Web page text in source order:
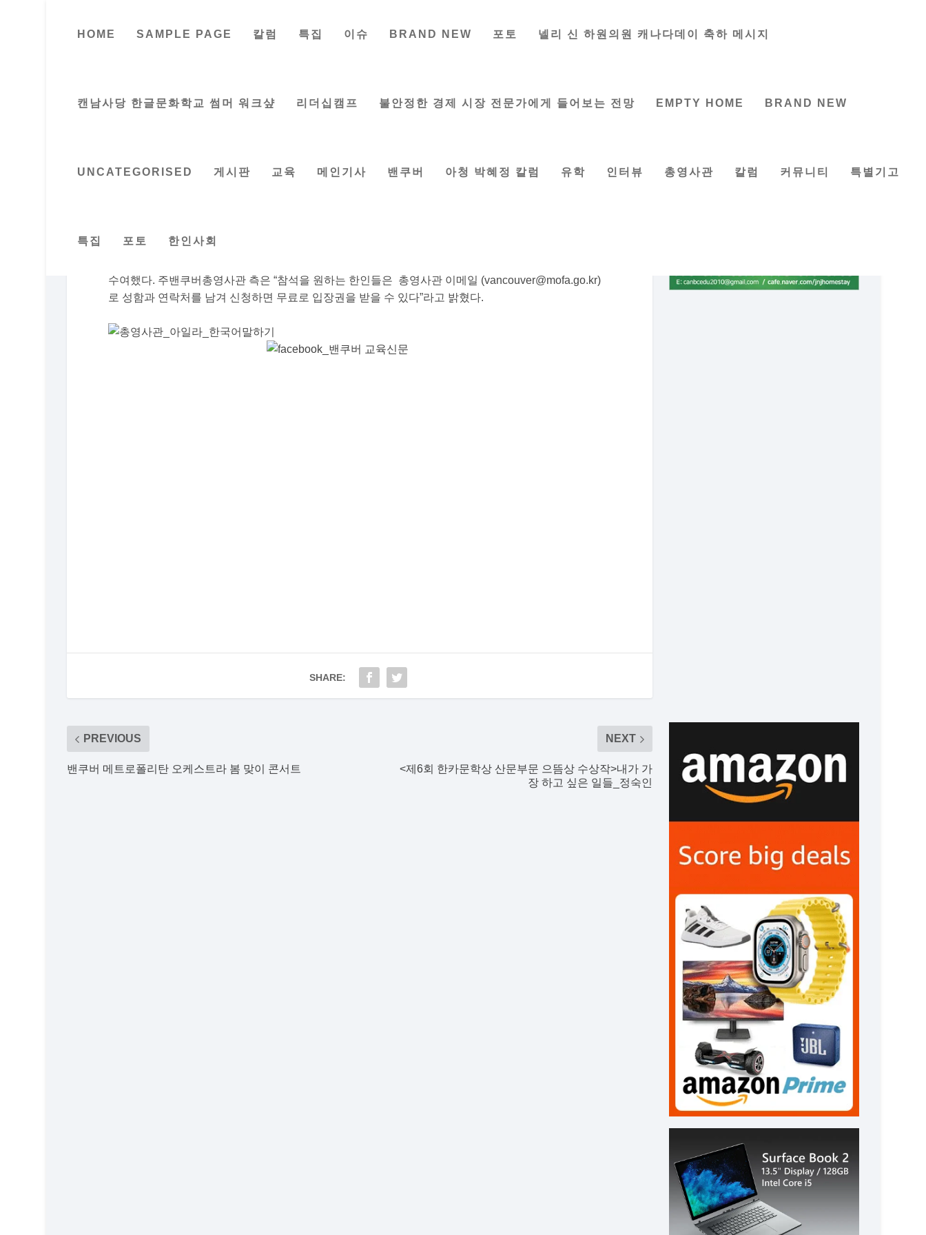
HOME SAMPLE PAGE 칼럼 특집 이슈 BRAND NEW 포토 넬리 신 하원의원 캐나다데이 축하 메시지
캔남사당 한글문화학교 썸머 워크샾 리더십캠프 불안정한 경제 시장 전문가에게 들어보는 전망 EMPTY HOME BRAND NEW
UNCATEGORISED 게시판 교육 메인기사 밴쿠버 아청 박혜정 칼럼 유학 인터뷰 총영사관 칼럼 커뮤니티 특별기고
특집 포토 한인사회
Posted by 이지은 기자|Mar 22, 2018|메인기사 ,한인사회
주밴쿠버총영사관과 터키총영사관 공동주최, 버니비시 후원으로 “아일라(Ayla)” 영화 상영회가 28. (수)
랑을 그린 영화로 한국전쟁 당시 있었던 실화를 바탕으로 제작되었다. 터키 정식 90회 아카데미 시상
수여했다. 주밴쿠버총영사관 측은 “참석을 원하는 한인들은 총영사관 이메일 (vancouver@mofa.go.kr)
로 성함과 연락처를 남겨 신청하면 무료로 입장권을 받을 수 있다”라고 밝혔다.
SHARE:
PREVIOUS
밴쿠버 메트로폴리탄 오케스트라 봄 맞이 콘서트
NEXT
<제6회 한카문학상 산문부문 으뜸상 수상작>내가 가
장 하고 싶은 일들_정숙인